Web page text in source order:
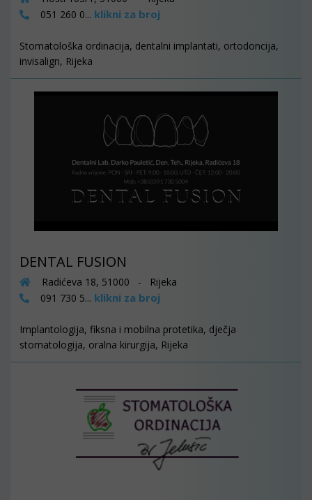
051 260 0... klikni za broj
Stomatološka ordinacija, dentalni implantati, ortodoncija,
invisalign, Rijeka
DENTAL FUSION
Radićeva 18, 51000 - Rijeka
091 730 5... klikni za broj
Implantologija, fiksna i mobilna protetika, dječja
stomatologija, oralna kirurgija, Rijeka